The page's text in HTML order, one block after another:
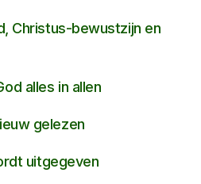
Christus-bewustzijn en
alles in allen
gelezen
uitgegeven